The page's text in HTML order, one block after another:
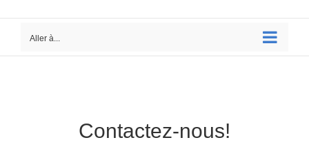
Aller à...
Contactez-nous!